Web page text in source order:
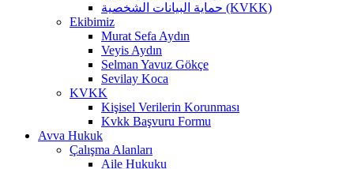
حماية البيانات الشخصية (KVKK)
Ekibimiz
Murat Sefa Aydın
Veyis Aydın
Selman Yavuz Gökçe
Sevilay Koca
KVKK
Kişisel Verilerin Korunması
Kvkk Başvuru Formu
Avva Hukuk
Çalışma Alanları
Aile Hukuku